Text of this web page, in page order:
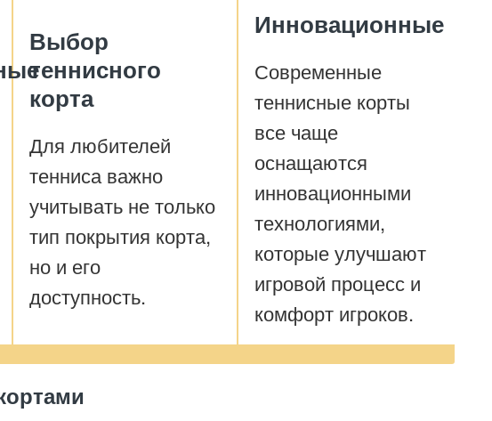
Выбор
теннисного
корта
Для любителей
тенниса важно
учитывать не только
тип покрытия корта,
но и его
доступность.
Инновационные
Современные
теннисные корты
все чаще
оснащаются
инновационными
технологиями,
которые улучшают
игровой процесс и
комфорт игроков.